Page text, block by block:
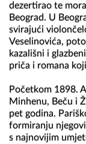
dezertirao te
Beograd. U
svirajući
Veselinovića,
kazališni i
priča i romana
Početkom 1898.
Minhenu, Beču i
pet godina.
formiranju
s najnovijim